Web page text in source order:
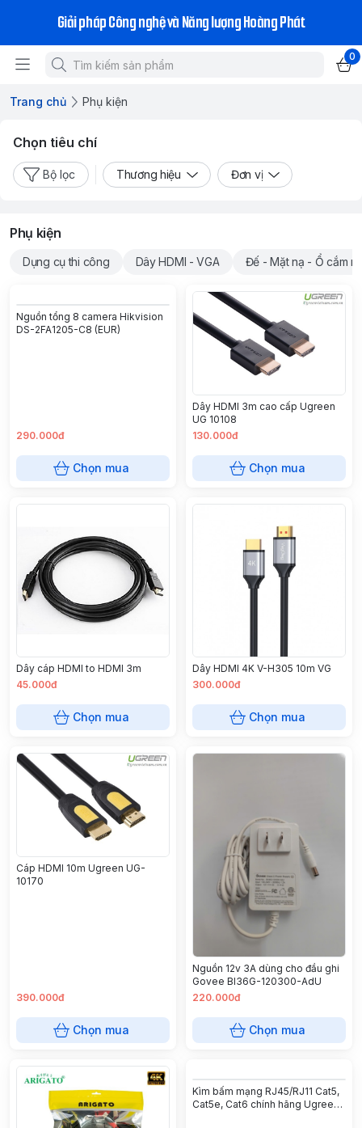
Giải pháp Công nghệ và Năng lượng Hoàng Phát
0
Trang chủ Phụ kiện
Chọn tiêu chí
Bộ lọc Thương hiệu Đơn vị
Phụ kiện
Dụng cụ thi công Dây HDMI - VGA Đế - Mặt nạ - Ổ cắm
Nguồn tổng 8 camera Hikvision
DS-2FA1205-C8 (EUR)
290.000đ
Chọn mua
Dây HDMI 3m cao cấp Ugreen
UG 10108
130.000đ
Chọn mua
Dây cáp HDMI to HDMI 3m
45.000đ
Chọn mua
Dây HDMI 4K V-H305 10m VG
300.000đ
Chọn mua
Cáp HDMI 10m Ugreen UG-
10170
390.000đ
Chọn mua
Nguồn 12v 3A dùng cho đầu ghi
Govee BI36G-120300-AdU
220.000đ
Chọn mua
Kìm bấm mạng RJ45/RJ11 Cat5,
Cat5e, Cat6 chính hãng Ugreen